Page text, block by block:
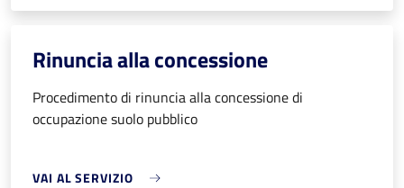
Rinuncia alla concessione
Procedimento di rinuncia alla concessione di
occupazione suolo pubblico
VAI AL SERVIZIO